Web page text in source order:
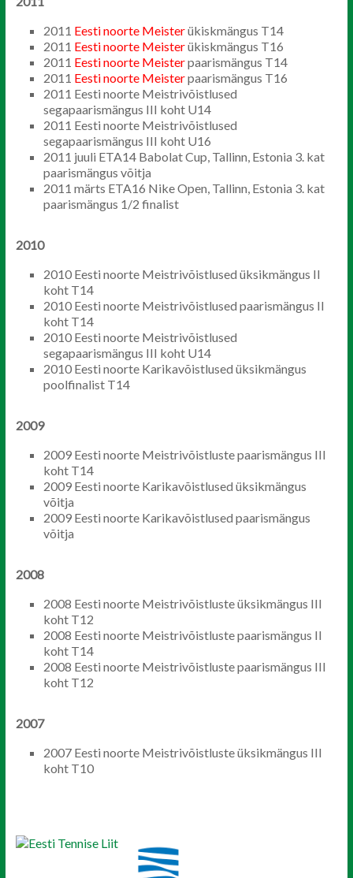
2011 Eesti noorte Meisterükiskmängus T14
2011 Eesti noorte Meisterükiskmängus T16
2011 Eesti noorte Meisterpaarismängus T14
2011 Eesti noorte Meisterpaarismängus T16
2011 Eesti noorte Meistrivõistlused
segapaarismängus III koht U14
2011 Eesti noorte Meistrivõistlused
segapaarismängus III koht U16
2011 juuli ETA14 Babolat Cup, Tallinn, Estonia 3. kat
paarismängus võitja
2011 märts ETA16 Nike Open, Tallinn, Estonia 3. kat
paarismängus 1/2 finalist
2010
2010 Eesti noorte Meistrivõistlused üksikmängus II
koht T14
2010 Eesti noorte Meistrivõistlused paarismängus II
koht T14
2010 Eesti noorte Meistrivõistlused
segapaarismängus III koht U14
2010 Eesti noorte Karikavõistlused üksikmängus
poolfinalist T14
2009
2009 Eesti noorte Meistrivõistluste paarismängus III
koht T14
2009 Eesti noorte Karikavõistlused üksikmängus
võitja
2009 Eesti noorte Karikavõistlused paarismängus
võitja
2008
2008 Eesti noorte Meistrivõistluste üksikmängus III
koht T12
2008 Eesti noorte Meistrivõistluste paarismängus II
koht T14
2008 Eesti noorte Meistrivõistluste paarismängus III
koht T12
2007
2007 Eesti noorte Meistrivõistluste üksikmängus III
koht T10